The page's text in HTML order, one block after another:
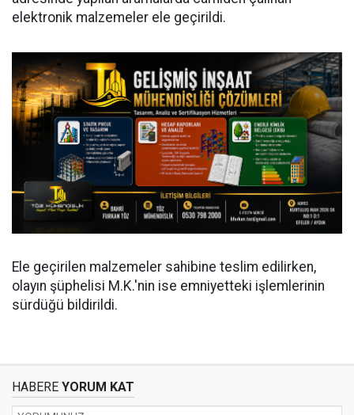
elektronik malzemeler ele geçirildi.
Ele geçirilen malzemeler sahibine teslim edilirken,
olayın şüphelisi M.K.'nin ise emniyetteki işlemlerinin
sürdüğü bildirildi.
HABERE YORUM KAT